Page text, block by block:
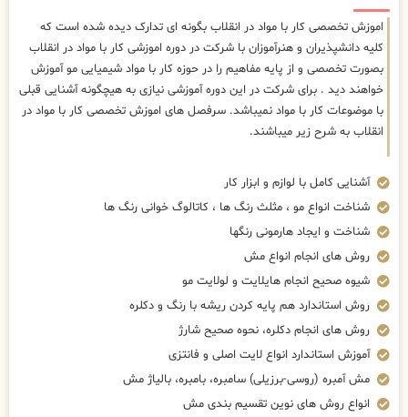
اموزش تخصصی کار با مواد در انقلاب بگونه ای تدارک دیده شده است که
کلیه دانشپذیران و هنرآموزان با شرکت در دوره اموزشی کار با مواد در انقلاب
بصورت تخصصی و از پایه مفاهیم را در حوزه کار با مواد شیمیایی مو آموزش
خواهند دید . برای شرکت در این دوره آموزشی نیازی به هیچگونه آشنایی قبلی
با موضوعات کار با مواد نمیباشد. سرفصل های اموزش تخصصی کار با مواد در
انقلاب به شرح زیر میباشند.
آشنایی کامل با لوازم و ابزار کار
شناخت انواع مو ، مثلث رنگ ها ، کاتالوگ خوانی رنگ ها
شناخت و ایجاد هارمونی رنگها
روش های انجام انواع مش
شیوه صحیح انجام هایلایت و لولایت مو
روش استاندارد هم پایه کردن ریشه با رنگ و دکلره
روش های انجام دکلره، نحوه صحیح شارژ
آموزش استاندارد انواع لایت اصلی و فانتزی
مش آمبره (روسی-برزیلی) سامبره، بامبره، بالیاژ مش
انواع روش های نوین تقسیم بندی مش